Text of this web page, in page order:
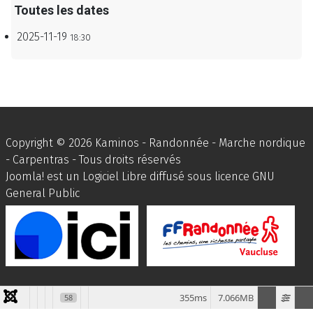
Toutes les dates
2025-11-1918:30
Copyright © 2026 Kaminos - Randonnée - Marche nordique
- Carpentras - Tous droits réservés
Joomla! est un Logiciel Libre diffusé sous licence GNU
General Public
58 7.066MB
355ms